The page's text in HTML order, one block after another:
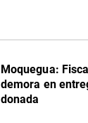
Moquegua:
demora en
donada